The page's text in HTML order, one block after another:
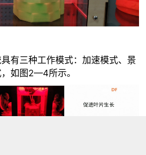
有三种工作模式：加速模式、景
如图2—4所示。